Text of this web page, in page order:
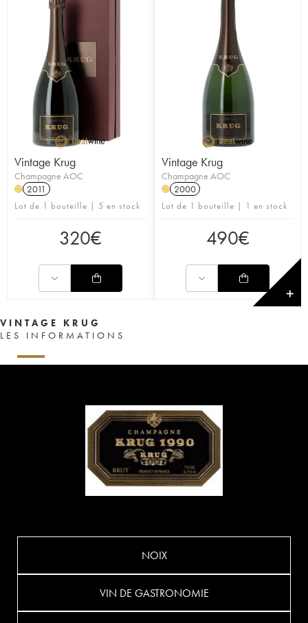
Vintage Krug
Champagne AOC
H 2011
Lot de 1 bouteille | 5 en stock
320€
Vintage Krug
Champagne AOC
H 2000
Lot de 1 bouteille | 1 en stock
490€
✕
VINTAGE KRUG
LES INFORMATIONS
NOIX
VIN DE GASTRONOMIE